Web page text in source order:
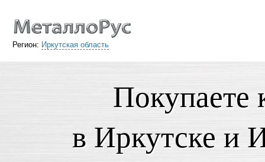
Регион: Иркутская область
Покупаете
в Иркутске и